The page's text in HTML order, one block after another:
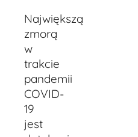
Największą
zmorą
w
trakcie
pandemii
COVID-
19
jest